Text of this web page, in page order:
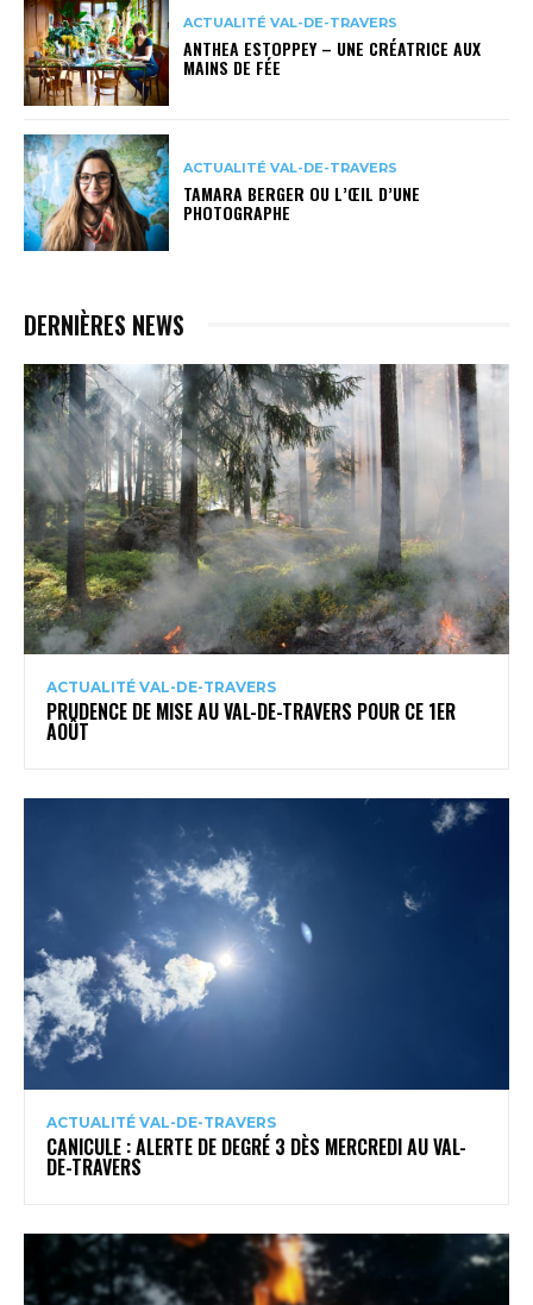
ACTUALITÉ VAL-DE-TRAVERS
ANTHEA ESTOPPEY – UNE CRÉATRICE AUX
MAINS DE FÉE
ACTUALITÉ VAL-DE-TRAVERS
TAMARA BERGER OU L’ŒIL D’UNE
PHOTOGRAPHE
DERNIÈRES NEWS
ACTUALITÉ VAL-DE-TRAVERS
PRUDENCE DE MISE AU VAL-DE-TRAVERS POUR CE 1ER
AOÛT
ACTUALITÉ VAL-DE-TRAVERS
CANICULE : ALERTE DE DEGRÉ 3 DÈS MERCREDI AU VAL-
DE-TRAVERS